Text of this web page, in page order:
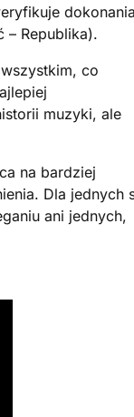
– Republika).
co
muzyki, ale
na bardziej
Dla jednych
ani jednych,